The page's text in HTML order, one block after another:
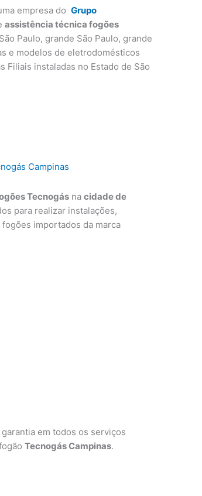
empresa doGrupo
assistência técnica fogões
Paulo, grande São Paulo, grande
e modelos de eletrodomésticos
Filiais instaladas no Estado de São
Tecnogás nacidade de
para realizar instalações,
importados da marca
garantia em todos os serviços
Tecnogás Campinas.